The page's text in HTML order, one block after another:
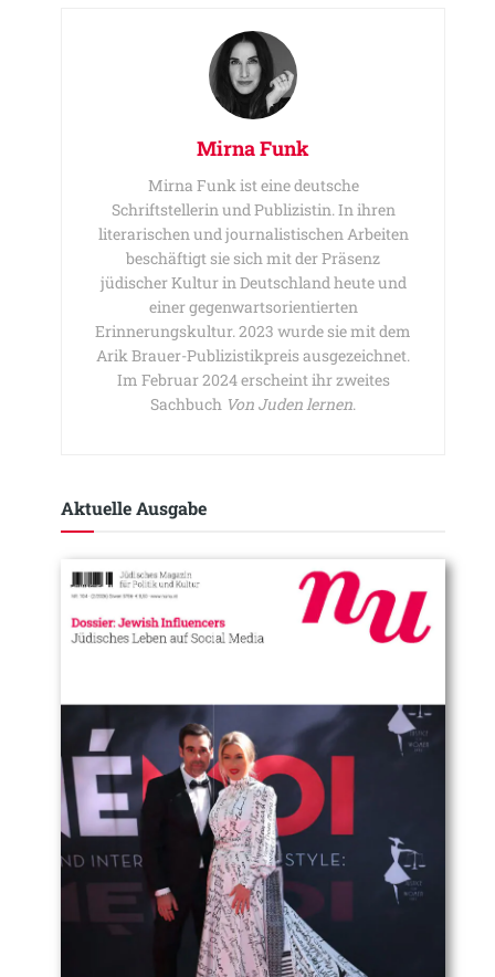
Mirna Funk
Mirna Funk ist eine deutsche
Schriftstellerin und Publizistin. In ihren
literarischen und journalistischen Arbeiten
beschäftigt sie sich mit der Präsenz
jüdischer Kultur in Deutschland heute und
einer gegenwartsorientierten
Erinnerungskultur. 2023 wurde sie mit dem
Arik Brauer-Publizistikpreis ausgezeichnet.
Im Februar 2024 erscheint ihr zweites
Sachbuch Von Juden lernen.
Aktuelle Ausgabe​